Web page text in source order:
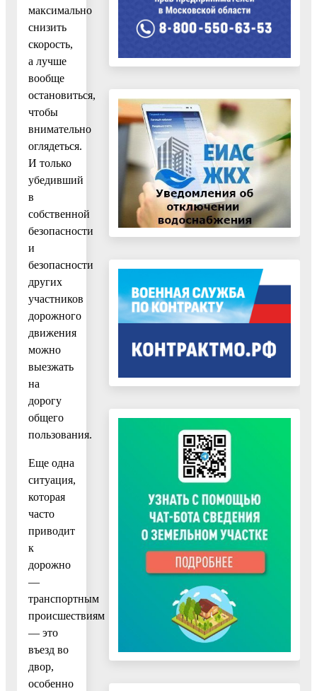
максимально
снизить
скорость,
а лучше
вообще
остановиться,
чтобы
внимательно
оглядеться.
И только
убедивший
в
собственной
безопасности
и
безопасности
других
участников
дорожного
движения
можно
выезжать
на
дорогу
общего
пользования.
Еще одна
ситуация,
которая
часто
приводит
к
дорожно
—
транспортным
происшествиям
— это
въезд во
двор,
особенно